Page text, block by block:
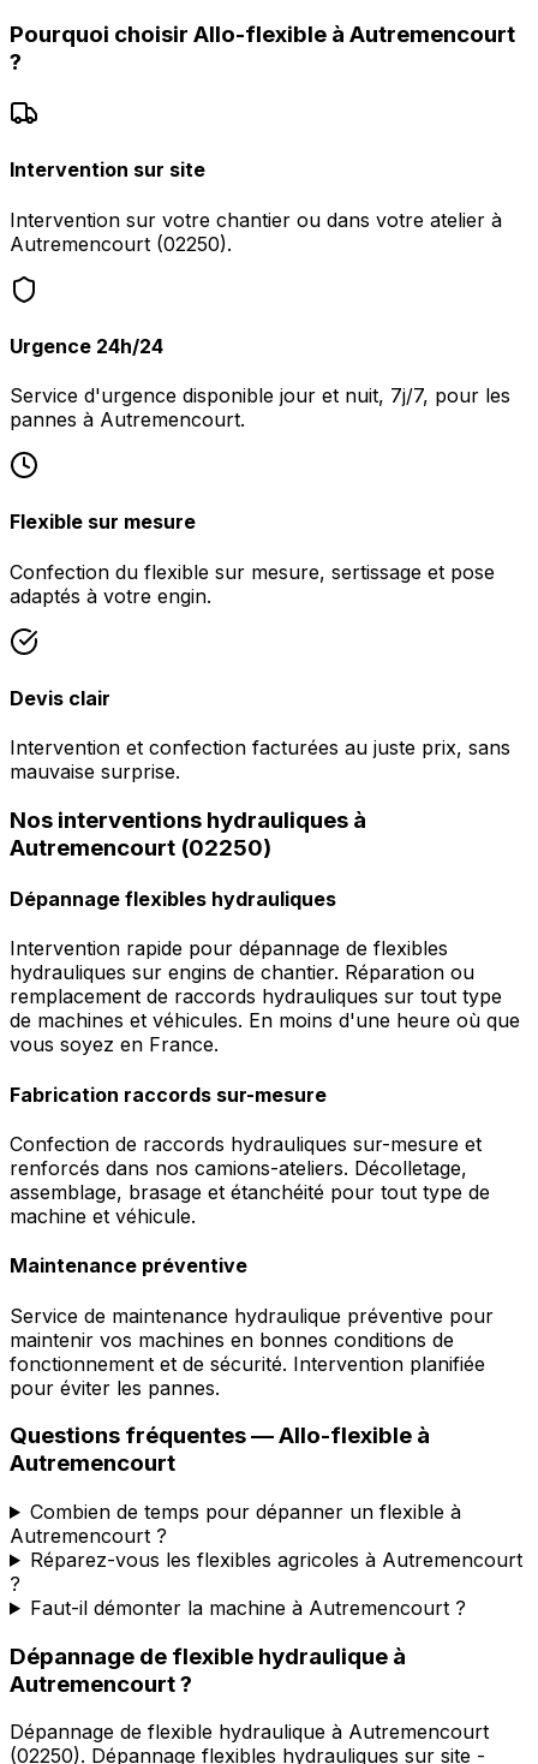
Pourquoi choisir Allo-flexible à Autremencourt
?
Intervention sur site
Intervention sur votre chantier ou dans votre atelier à
Autremencourt (02250).
Urgence 24h/24
Service d'urgence disponible jour et nuit, 7j/7, pour les
pannes à Autremencourt.
Flexible sur mesure
Confection du flexible sur mesure, sertissage et pose
adaptés à votre engin.
Devis clair
Intervention et confection facturées au juste prix, sans
mauvaise surprise.
Nos interventions hydrauliques à
Autremencourt (02250)
Dépannage flexibles hydrauliques
Intervention rapide pour dépannage de flexibles
hydrauliques sur engins de chantier. Réparation ou
remplacement de raccords hydrauliques sur tout type
de machines et véhicules. En moins d'une heure où que
vous soyez en France.
Fabrication raccords sur-mesure
Confection de raccords hydrauliques sur-mesure et
renforcés dans nos camions-ateliers. Décolletage,
assemblage, brasage et étanchéité pour tout type de
machine et véhicule.
Maintenance préventive
Service de maintenance hydraulique préventive pour
maintenir vos machines en bonnes conditions de
fonctionnement et de sécurité. Intervention planifiée
pour éviter les pannes.
Questions fréquentes —Allo-flexible à
Autremencourt
Combien de temps pour dépanner un flexible à
Autremencourt ?
Réparez-vous les flexibles agricoles à Autremencourt
?
Faut-il démonter la machine à Autremencourt ?
Dépannage de flexible hydraulique à
Autremencourt?
Dépannage de flexible hydraulique à Autremencourt
(02250). Dépannage flexibles hydrauliques sur site -